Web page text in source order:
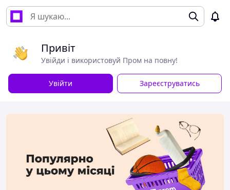
Привіт
Увійди і використовуй Пром на повну!
Увійти Зареєструватись